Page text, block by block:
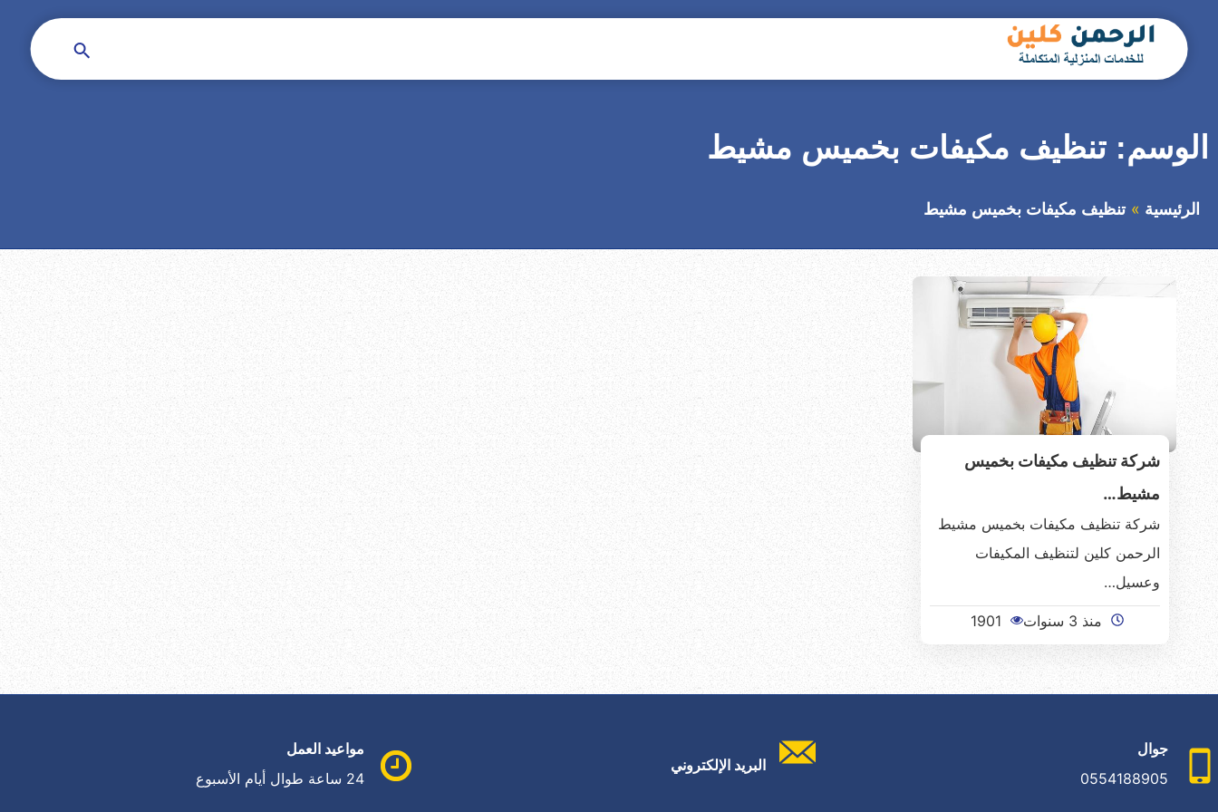
المحتوى
الوسم: تنظيف مكيفات بخميس مشيط
الرئيسية تنظيف مكيفات بخميس مشيط
شركة تنظيف مكيفات بخميس
مشيط…
شركة تنظيف مكيفات بخميس مشيط
الرحمن كلين لتنظيف المكيفات
وعسيل…
منذ 3 سنوات 1901
جوال
0554188905
البريد الإلكتروني
مواعيد العمل
24 ساعة طوال أيام الأسبوع